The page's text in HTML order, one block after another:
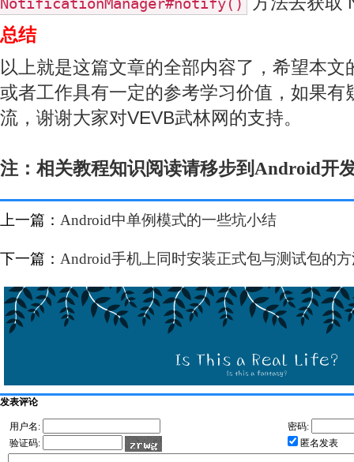
NotificationManager#notify()
总结
以上就是这篇文章的全部内容了，希望本文
或者工作具有一定的参考学习价值，如果有
流，谢谢大家对VEVB武林网的支持。
注：相关教程知识阅读请移步到 Android开
上一篇： Android中单例模式的一些坑小结
下一篇： Android手机上同时安装正式包与测试包的
发表评论
用户名:
密码:
验证码:
匿名发表